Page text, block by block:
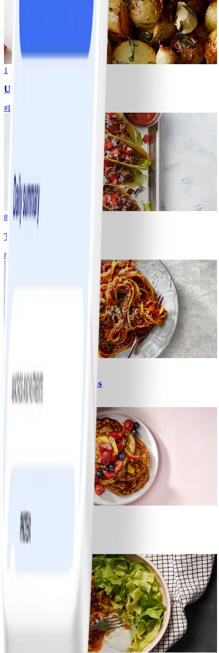
1
Ugnsrostad potatis
#Lätt
8
Tacos
#
Spagetti med köttfärssås
Lätt10 MIN
Bananpannkakor